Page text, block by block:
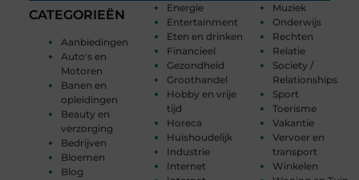
CATEGORIEËN
Aanbiedingen
Auto's en
Motoren
Banen en
opleidingen
Beauty en
verzorging
Bedrijven
Bloemen
Blog
Energie
Entertainment
Eten en drinken
Financieel
Gezondheid
Groothandel
Hobby en vrije
tijd
Horeca
Huishoudelijk
Industrie
Internet
Muziek
Onderwijs
Rechten
Relatie
Society /
Relationships
Sport
Toerisme
Vakantie
Vervoer en
transport
Winkelen